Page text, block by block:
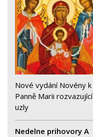
Nové vydání Novény k
Panně Marii rozvazující
uzly
Nedelne prihovory A